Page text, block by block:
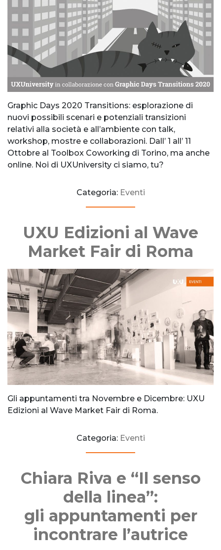
Graphic Days 2020 Transitions: esplorazione di
nuovi possibili scenari e potenziali transizioni
relativi alla società e all’ambiente con talk,
workshop, mostre e collaborazioni. Dall’ 1 all’ 11
Ottobre al Toolbox Coworking di Torino, ma anche
online. Noi di UXUniversity ci siamo, tu?
Categoria: Eventi
UXU Edizioni al Wave
Market Fair di Roma
Gli appuntamenti tra Novembre e Dicembre: UXU
Edizioni al Wave Market Fair di Roma.
Categoria: Eventi
Chiara Riva e “Il senso
della linea”:
gli appuntamenti per
incontrare l’autrice